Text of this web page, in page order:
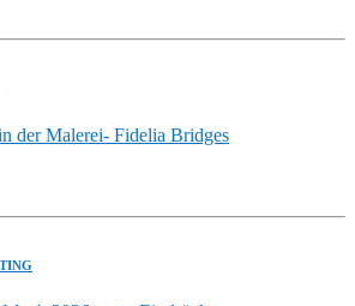
der Malerei- Fidelia Bridges